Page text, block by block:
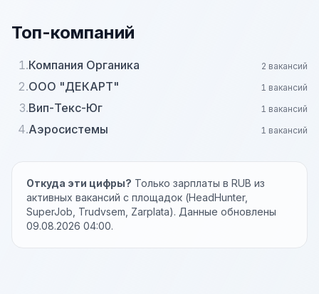
Топ-компаний
1.Компания Органика 2 вакансий
2.ООО "ДЕКАРТ" 1 вакансий
3.Вип-Текс-Юг 1 вакансий
4.Аэросистемы 1 вакансий
Откуда эти цифры? Только зарплаты в RUB из
активных вакансий с площадок (HeadHunter,
SuperJob, Trudvsem, Zarplata). Данные обновлены
09.08.2026 04:00.